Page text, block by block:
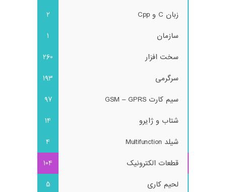
زبان C و Cpp
2
سازمان
1
سخت افزار
260
سرگرمی
193
سیم کارت GSM – GPRS
97
شتاب و ژایرو
14
شیلد Multifunction
4
قطعات الکترونیک
104
لحیم کاری
5